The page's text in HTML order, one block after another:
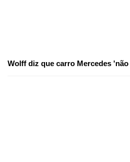
Wolff diz que carro Mercedes